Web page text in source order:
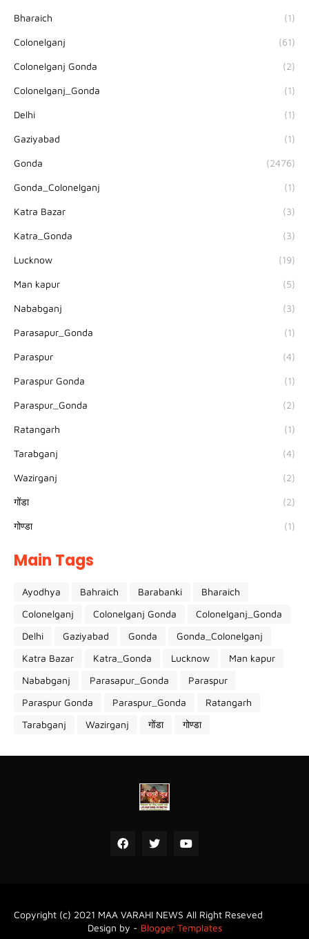
Bharaich (1)
Colonelganj (61)
Colonelganj Gonda (2)
Colonelganj_Gonda (1)
Delhi (1)
Gaziyabad (1)
Gonda (2476)
Gonda_Colonelganj (1)
Katra Bazar (3)
Katra_Gonda (3)
Lucknow (19)
Man kapur (5)
Nababganj (3)
Parasapur_Gonda (1)
Paraspur (4)
Paraspur Gonda (1)
Paraspur_Gonda (2)
Ratangarh (1)
Tarabganj (4)
Wazirganj (2)
गोंडा (2)
गोण्डा (1)
Main Tags
Ayodhya Bahraich Barabanki
Bharaich
Colonelganj
Colonelganj Gonda
Colonelganj_Gonda
Delhi
Gaziyabad Gonda
Gonda_Colonelganj
Katra Bazar
Katra_Gonda Lucknow
Man kapur
Nababganj
Parasapur_Gonda
Paraspur
Paraspur Gonda
Paraspur_Gonda
Ratangarh
Tarabganj
Wazirganj गोंडा गोण्डा
Copyright (c) 2021 MAA VARAHI NEWS All Right Reseved
Design by - Blogger Templates